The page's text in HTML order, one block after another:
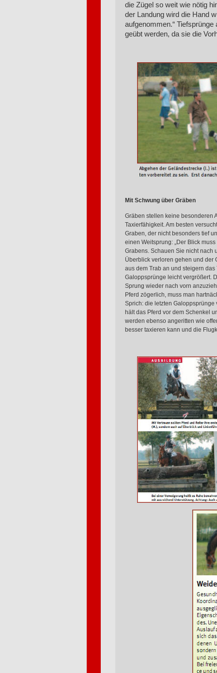
die Zügel so weit wie nötig
der Landung wird die Hand
aufgenommen.“
geübt werden, da sie die
Mit Schwung über Gräben
Gräben stellen keine besonderen
Taxierfähigkeit. Am besten
Graben, der nicht besonders tief
einen Weitsprung: „Der Blick
Grabens. Schauen Sie nicht nach
Überblick verloren gehen und der
aus dem Trab an und steigern
Galoppsprünge leicht vergrößert.
Sprung wieder nach vorn
Pferd zögerlich, muss man
Sprich: die letzten Galoppsprünge
hält das Pferd vor dem Schenkel
werden ebenso angeritten wie
besser taxieren kann und die